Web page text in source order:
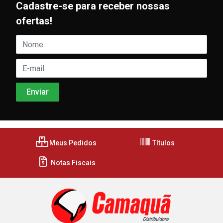
Cadastre-se para receber nossas
ofertas!
Meus Pedidos Títulos
Notas Fiscais